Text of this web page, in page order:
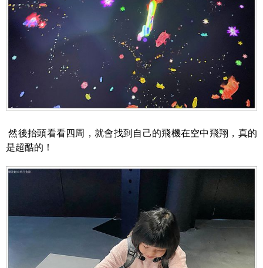
然後抬頭看看四周，就會找到自己的飛機在空中飛翔，真的
是超酷的！